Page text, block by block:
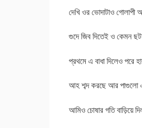
দেখি ওর ভোদাটাও
গুদে জিব দিতেই ও কেমন
প্রথমে এ বাধা দিলেও পরে
আহ শব্দ করছে আর পাগুলো
আমিও চোষার গতি বাড়িয়ে